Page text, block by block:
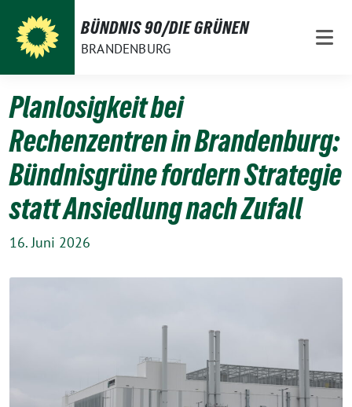
zum
Inhalt
BÜNDNIS 90/DIE GRÜNEN
BRANDENBURG
Planlosigkeit bei
Rechenzentren in Brandenburg:
Bündnisgrüne fordern Strategie
statt Ansiedlung nach Zufall
16. Juni 2026